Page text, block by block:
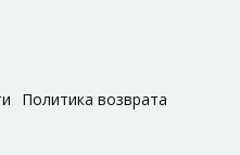
Политика возврата